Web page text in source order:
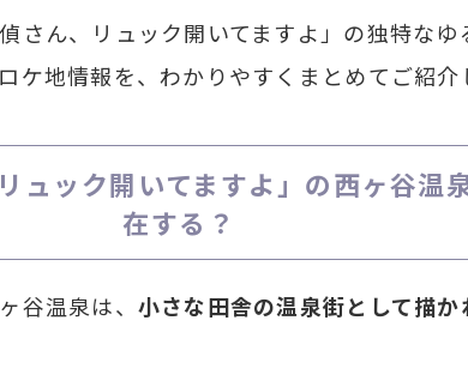
さん、リュック開いてますよ」の独特なゆ
ケ地情報を、わかりやすくまとめてご紹介
ュック開いてますよ」の西ヶ谷温
在する？
谷温泉は、 小さな田舎の温泉街として描か